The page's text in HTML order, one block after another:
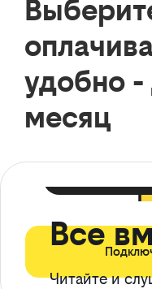
удобно -
месяц
Все
Читайте и